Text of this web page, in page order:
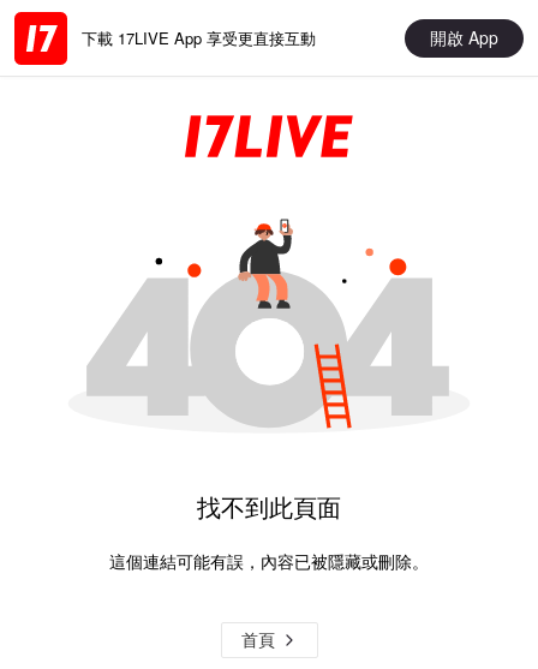
下載 17LIVE App 享受更直接互動 開啟 App
找不到此頁面
這個連結可能有誤，內容已被隱藏或刪除。
首頁